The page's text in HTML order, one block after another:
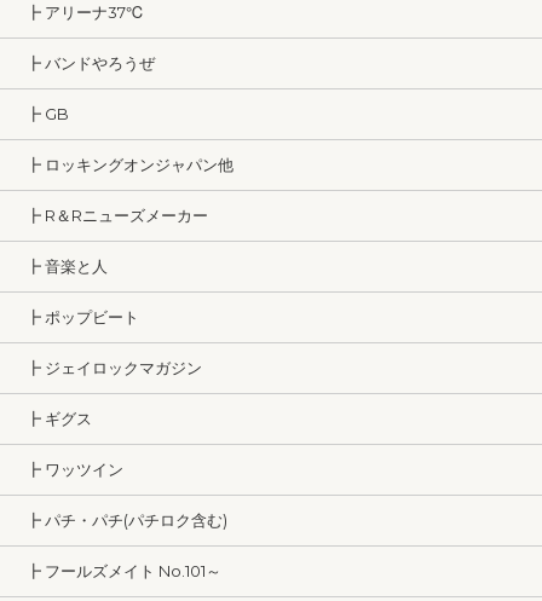
┣ アリーナ37℃
┣ バンドやろうぜ
┣ GB
┣ ロッキングオンジャパン他
┣ R＆Rニューズメーカー
┣ 音楽と人
┣ ポップビート
┣ ジェイロックマガジン
┣ ギグス
┣ ワッツイン
┣ パチ・パチ(パチロク含む)
┣ フールズメイト No.101～